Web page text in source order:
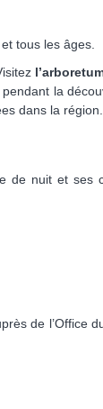
tous les âges.
la
dans la région.
de nuit et ses
de l’Office